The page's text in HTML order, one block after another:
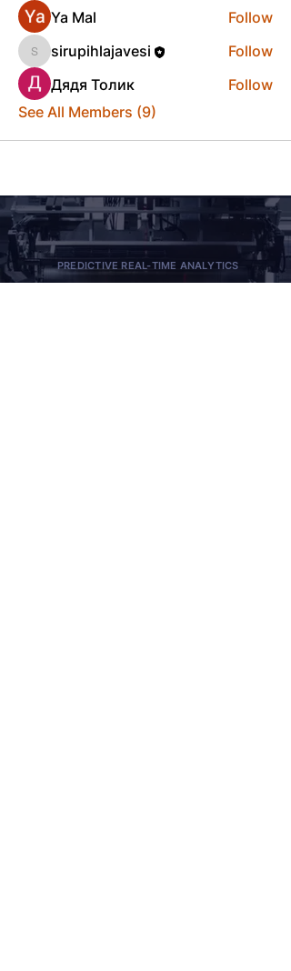
Ya Mal
Follow
sirupihlajavesi
sirupihlajavesi
Follow
Дядя Толик
Follow
See All Members (9)
PREDICTIVE REAL-TIME ANALYTICS